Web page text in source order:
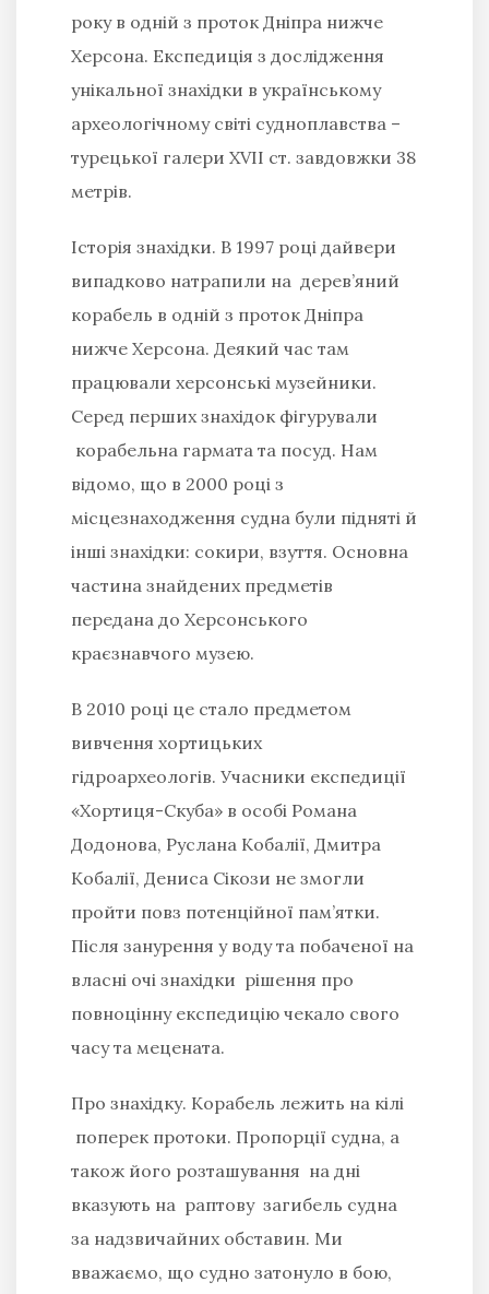
року в одній з проток Дніпра нижче
Херсона. Експедиція з дослідження
унікальної знахідки в українському
археологічному світі судноплавства –
турецької галери XVII ст. завдовжки 38
метрів.
Історія знахідки. В 1997 році дайвери
випадково натрапили на дерев’яний
корабель в одній з проток Дніпра
нижче Херсона. Деякий час там
працювали херсонські музейники.
Серед перших знахідок фігурували
корабельна гармата та посуд. Нам
відомо, що в 2000 році з
місцезнаходження судна були підняті й
інші знахідки: сокири, взуття. Основна
частина знайдених предметів
передана до Херсонського
краєзнавчого музею.
В 2010 році це стало предметом
вивчення хортицьких
гідроархеологів. Учасники експедиції
«Хортиця-Скуба» в особі Романа
Додонова, Руслана Кобалії, Дмитра
Кобалії, Дениса Сікози не змогли
пройти повз потенційної пам’ятки.
Після занурення у воду та побаченої на
власні очі знахідки рішення про
повноцінну експедицію чекало свого
часу та мецената.
Про знахідку. Корабель лежить на кілі
поперек протоки. Пропорції судна, а
також його розташування на дні
вказують на раптову загибель судна
за надзвичайних обставин. Ми
вважаємо, що судно затонуло в бою,